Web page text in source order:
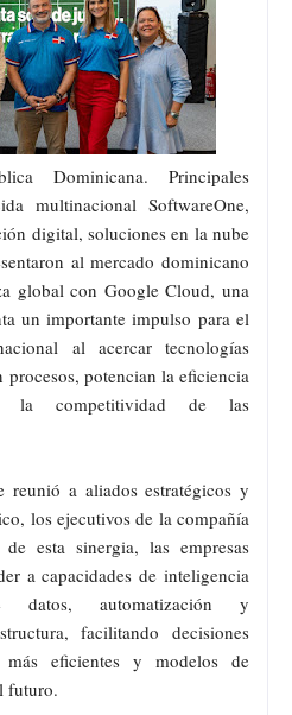
Dominicana. Principales
multinacional SoftwareOne,
digital, soluciones en la nube
al mercado dominicano
global con Google Cloud, una
un importante impulso para el
al acercar tecnologías
potencian la eficiencia
la competitividad de las
reunió a aliados estratégicos y
los ejecutivos de la compañía
esta sinergia, las empresas
a capacidades de inteligencia
datos, automatización y
facilitando decisiones
más eficientes y modelos de
futuro.